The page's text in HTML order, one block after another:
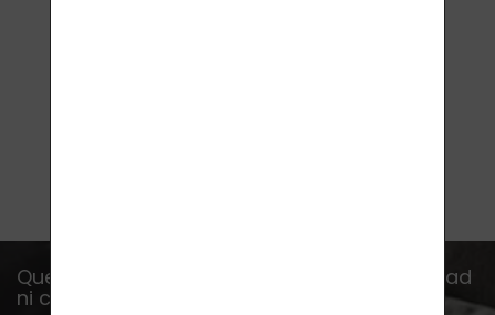
Que no se te escape ninguna oferta, novedad
ni consejo...